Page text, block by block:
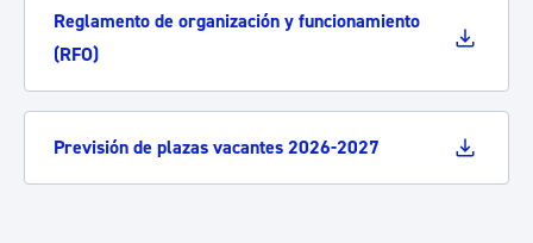
Reglamento de organización y funcionamiento
(RFO)
Previsión de plazas vacantes 2026-2027